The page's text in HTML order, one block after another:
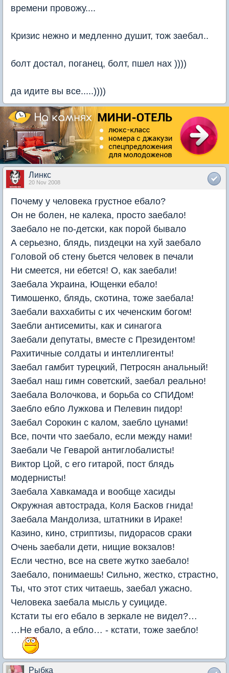
времени провожу....
Кризис нежно и медленно душит, тож заебал..
болт достал, поганец, болт, пшел нах ))))
да идите вы все.....))))
Линкс
20 Nov 2008
Почему у человека грустное ебало?
Он не болен, не калека, просто заебало!
Заебало не по-детски, как порой бывало
А серьезно, блядь, пиздецки на хуй заебало
Головой об стену бьется человек в печали
Ни смеется, ни ебется! О, как заебали!
Заебала Украина, Ющенки ебало!
Тимошенко, блядь, скотина, тоже заебала!
Заебали ваххабиты с их чеченским богом!
Заебли антисемиты, как и синагога
Заебали депутаты, вместе с Президентом!
Рахитичные солдаты и интеллигенты!
Заебал гамбит турецкий, Петросян анальный!
Заебал наш гимн советский, заебал реально!
Заебала Волочкова, и борьба со СПИДом!
Заебло ебло Лужкова и Пелевин пидор!
Заебал Сорокин с калом, заебло цунами!
Все, почти что заебало, если между нами!
Заебали Че Геварой антиглобалисты!
Виктор Цой, с его гитарой, пост блядь
модернисты!
Заебала Хавкамада и вообще хасиды
Окружная автострада, Коля Басков гнида!
Заебала Мандолиза, штатники в Ираке!
Казино, кино, стриптизы, пидорасов сраки
Очень заебали дети, нищие вокзалов!
Если честно, все на свете жутко заебало!
Заебало, понимаешь! Сильно, жестко, страстно,
Ты, что этот стих читаешь, заебал ужасно.
Человека заебала мысль у суициде.
Кстати ты его ебало в зеркале не видел?…
…Не ебало, а ебло… - кстати, тоже заебло!
Рыбка